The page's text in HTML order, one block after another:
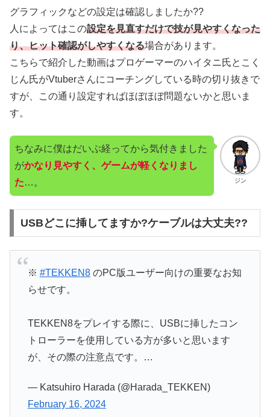
グラフィックなどの設定は確認しましたか??
人によってはこの設定を見直すだけで技が見やすくなった
り、ヒット確認がしやすくなる場合があります。
こちらで紹介した動画はプロゲーマーのハイタニ氏とこく
じん氏がVtuberさんにコーチングしている時の切り抜きで
すが、この通り設定すればほぼほぼ問題ないかと思いま
す。
ジン
ちなみに僕はだいぶ経ってから気付きました
がかなり見やすく、ゲームが軽くなりまし
た…。
USBどこに挿してますか?ケーブルは大丈夫??
※ #TEKKEN8のPC版ユーザー向けの重要なお知
らせです。
TEKKEN8をプレイする際に、USBに挿したコン
トローラーを使用している方が多いと思います
が、その際の注意点です。…
— Katsuhiro Harada (@Harada_TEKKEN)
February 16, 2024